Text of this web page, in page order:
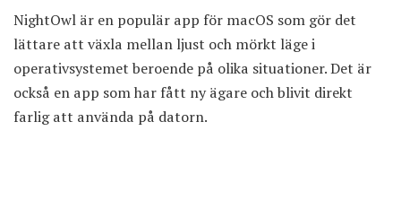
NightOwl är en populär app för macOS som gör det
lättare att växla mellan ljust och mörkt läge i
operativsystemet beroende på olika situationer. Det är
också en app som har fått ny ägare och blivit direkt
farlig att använda på datorn.